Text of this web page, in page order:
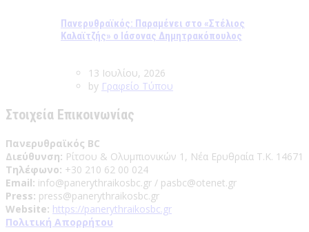
Πανερυθραϊκός: Παραμένει στο «Στέλιος
Καλαϊτζής» ο Ιάσονας Δημητρακόπουλος
13 Ιουλίου, 2026
by Γραφείο Τύπου
Στοιχεία Επικοινωνίας
Πανερυθραϊκός BC
Διεύθυνση: Ρίτσου & Ολυμπιονικών 1, Νέα Ερυθραία Τ.Κ. 14671
Τηλέφωνο: +30 210 62 00 024
Email: info@panerythraikosbc.gr / pasbc@otenet.gr
Press: press@panerythraikosbc.gr
Website: https://panerythraikosbc.gr
Πολιτική Απορρήτου